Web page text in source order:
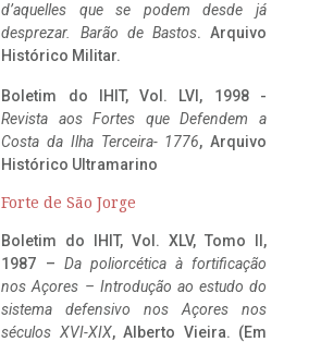
d’aquelles que se podem desde já
desprezar. Barão de Bastos. Arquivo
Histórico Militar.
Boletim do IHIT, Vol. LVI, 1998 -
Revista aos Fortes que Defendem a
Costa da Ilha Terceira- 1776, Arquivo
Histórico Ultramarino
Forte de São Jorge
Boletim do IHIT, Vol. XLV, Tomo II,
1987 – Da poliorcética à fortificação
nos Açores – Introdução ao estudo do
sistema defensivo nos Açores nos
séculos XVI-XIX, Alberto Vieira. (Em